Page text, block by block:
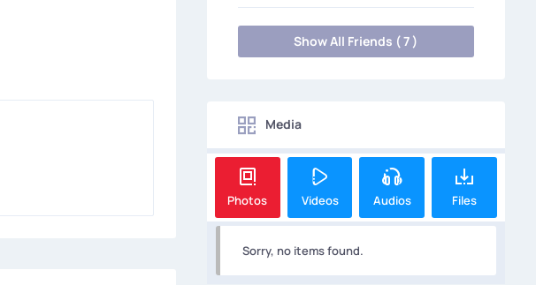
Show All Friends ( 7 )
Media
Photos Videos Audios Files
Sorry, no items found.